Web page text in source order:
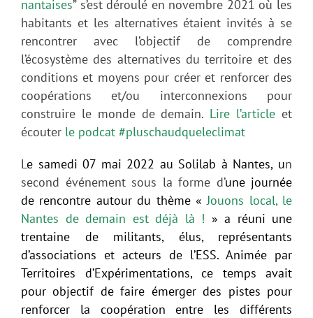
nantaises” s’est déroulé en novembre 2021 où les
habitants et les alternatives étaient invités à se
rencontrer avec l’objectif de comprendre
l’écosystème des alternatives du territoire et des
conditions et moyens pour créer et renforcer des
coopérations et/ou interconnexions pour
construire le monde de demain. Lire l’article et
écouter le podcat #pluschaudqueleclimat
Le samedi 07 mai 2022 au Solilab à Nantes, un
second événement sous la forme d’une journée
de rencontre autour du thème «Jouons local, le
Nantes de demain est déjà là ! » a réuni une
trentaine de militants, élus, représentants
d’associations et acteurs de l’ESS. Animée par
Territoires d’Expérimentations, ce temps avait
pour objectif de faire émerger des pistes pour
renforcer la coopération entre les différents